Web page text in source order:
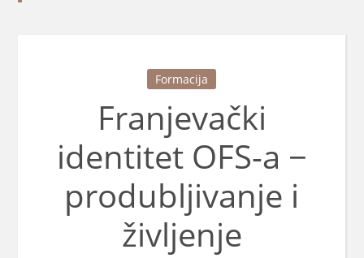
Formacija
Franjevački
identitet OFS-a −
produbljivanje i
življenje